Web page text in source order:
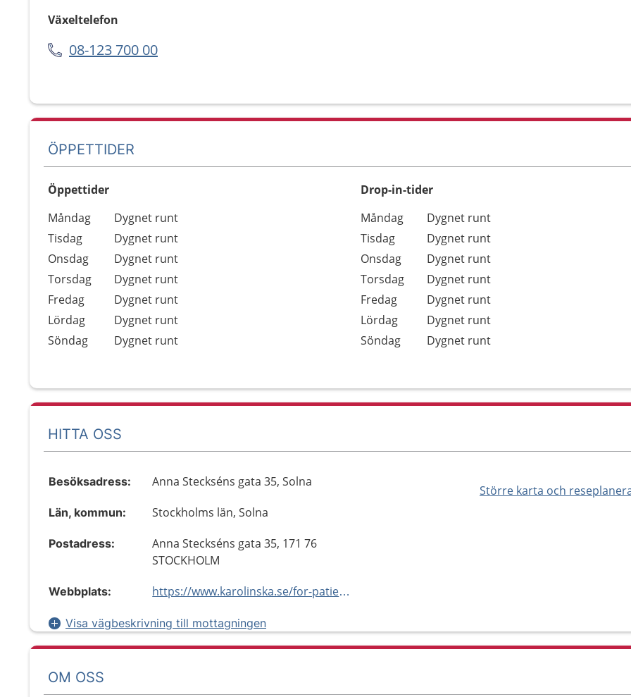
Växeltelefon
08-123 700 00
ÖPPETTIDER
Öppettider
Dag
Öppettider
Kommentarer
Måndag
Dygnet runt
Tisdag
Dygnet runt
Onsdag
Dygnet runt
Torsdag
Dygnet runt
Fredag
Dygnet runt
Lördag
Dygnet runt
Söndag
Dygnet runt
Drop-in-tider
Måndag
Dygnet runt
Tisdag
Dygnet runt
Onsdag
Dygnet runt
Torsdag
Dygnet runt
Fredag
Dygnet runt
Lördag
Dygnet runt
Söndag
Dygnet runt
HITTA OSS
Större karta och
Besöksadress: Anna Steckséns gata 35, Solna
Län, kommun: Stockholms län, Solna
Postadress:
Anna Steckséns gata 35, 171 76
STOCKHOLM
Webbplats: https://www.karolinska.se/for-patienter/alla-mottagningar-och-avdelningar-a-o/tema-barn-astrid-lindgrens-barnsjukhus/barnakutsjukvard/barn-akutmottagning-solna/
Visa vägbeskrivning till mottagningen
OM OSS